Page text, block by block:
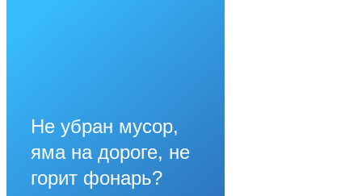
Не убран мусор,
яма на дороге, не
горит фонарь?